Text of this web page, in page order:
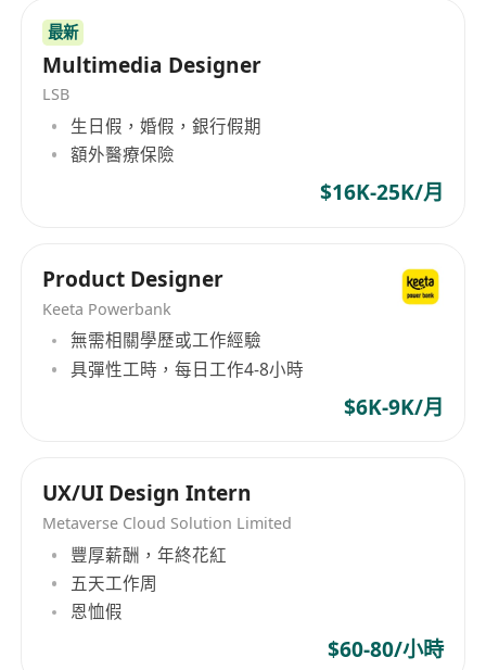
模輔助、打版確認、到生產落地，協調解決設計
與製造環節中的技術問題
配合市場與銷售團隊，提供設計角度的產品策略
支援，包括新品提案、客製化方案及季節性主題
開發
建立並維護設計資料庫，涵蓋靈感板、材質樣
本、工藝規範及歷史款存檔，提升設計效率與一
工作要求：
持有珠寶設計、產品設計或相關領域之高級文
憑、副學士或以上學歷
具備至少3年珠寶設計實務經驗，熟悉鑲嵌結
熟練運用專業設計軟體，包括Adobe
Photoshop、Illustrator；具備Rhino、
Matrix、ZBrush等3D珠寶設計軟體經驗者優先
擁有扎實的手繪能力，能快速表達設計構思；對
細節高度敏感，具備良好的空間理解力與比例掌
最新
Multimedia Designer
LSB
生日假，婚假，銀行假期
額外醫療保險
$16K-25K/月
Product Designer
Keeta Powerbank
無需相關學歷或工作經驗
具彈性工時，每日工作4-8小時
$6K-9K/月
UX/UI Design Intern
Metaverse Cloud Solution Limited
豐厚薪酬，年終花紅
五天工作周
恩恤假
$60-80/小時